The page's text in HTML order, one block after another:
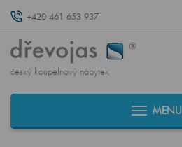
+420 461 653 937
český koupelnový nábytek
MENU